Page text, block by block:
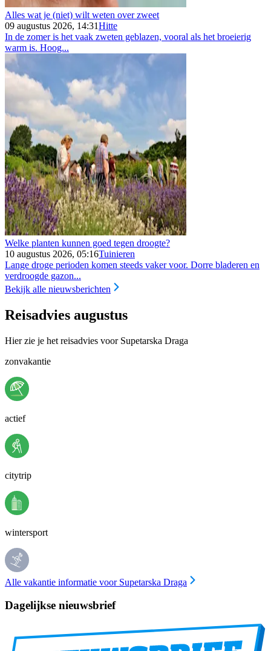
Alles wat je (niet) wilt weten over zweet
09 augustus 2026, 14:31Hitte
In de zomer is het vaak zweten geblazen, vooral als het broeierig
warm is. Hoog...
Welke planten kunnen goed tegen droogte?
10 augustus 2026, 05:16Tuinieren
Lange droge perioden komen steeds vaker voor. Dorre bladeren en
verdroogde gazon...
Bekijk alle nieuwsberichten
Reisadvies augustus
Hier zie je het reisadvies voor Supetarska Draga
zonvakantie
actief
citytrip
wintersport
Alle vakantie informatie voor Supetarska Draga
Dagelijkse nieuwsbrief